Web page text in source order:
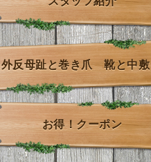
外反母趾と巻き爪 靴と中敷
お得！クーポン